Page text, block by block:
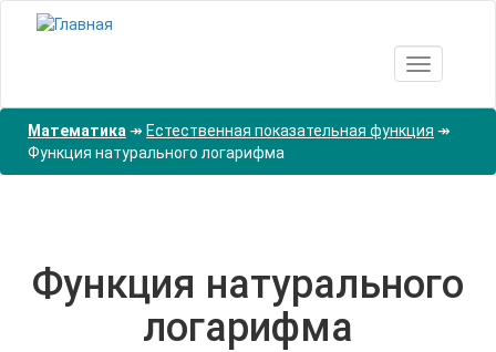
Перейти
Toggle
Математика ↠ Естественная показательная функция ↠
Функция натурального логарифма
Функция натурального
логарифма